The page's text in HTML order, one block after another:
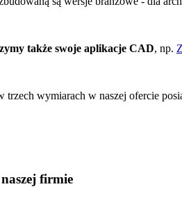
także swoje aplikacje CAD, np.
trzech wymiarach w naszej ofercie
firmie